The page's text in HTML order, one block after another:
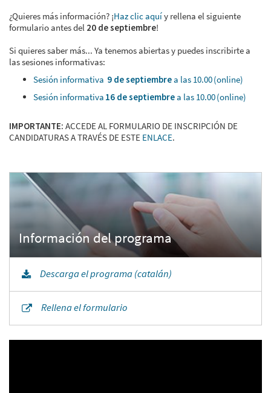
¿Quieres más información? ¡Haz clic aquíy rellena el siguiente
formulario antes del 20 de septiembre!
Si quieres saber más... Ya tenemos abiertas y puedes inscribirte a
las sesiones informativas:
Sesión informativa 9 de septiembrea las 10.00 (online)
Sesión informativa 16 de septiembrea las 10.00 (online)
IMPORTANTE: ACCEDE AL FORMULARIO DE INSCRIPCIÓN DE
CANDIDATURAS A TRAVÉS DE ESTE ENLACE.
Descarga el programa (catalán)
Rellena el formulario